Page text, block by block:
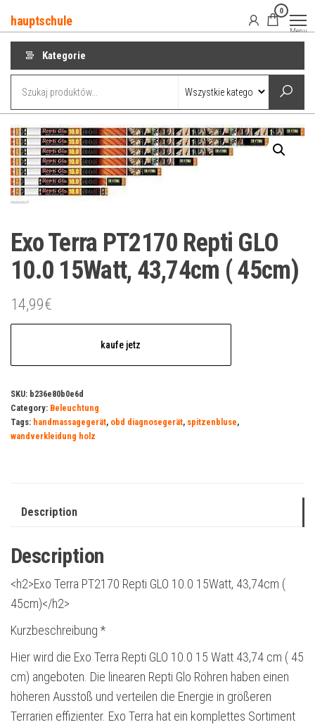
do
treści
hauptschule
0
Menu
Kategorie
Exo Terra PT2170 Repti GLO
10.0 15Watt, 43,74cm ( 45cm)
14,99€
kaufe jetz
SKU: b236e80b0e6d
Category: Beleuchtung
Tags: handmassagegerät, obd diagnosegerät, spitzenbluse,
wandverkleidung holz
Description
Description
<h2>Exo Terra PT2170 Repti GLO 10.0 15Watt, 43,74cm (
45cm)</h2>
Kurzbeschreibung *
Hier wird die Exo Terra Repti GLO 10.0 15 Watt 43,74 cm ( 45
cm) angeboten. Die linearen Repti Glo Röhren haben einen
höheren Ausstoß und verteilen die Energie in größeren
Terrarien effizienter. Exo Terra hat ein komplettes Sortiment